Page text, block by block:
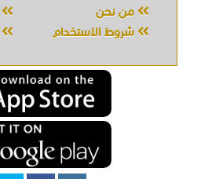
من نحن
شروط الاستخدام